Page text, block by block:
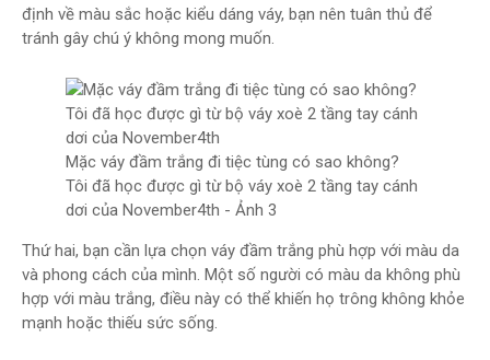
định về màu sắc hoặc kiểu dáng váy, bạn nên tuân thủ để
tránh gây chú ý không mong muốn.
Mặc váy đầm trắng đi tiệc tùng có sao không?
Tôi đã học được gì từ bộ váy xoè 2 tầng tay cánh
dơi của November4th - Ảnh 3
Thứ hai, bạn cần lựa chọn váy đầm trắng phù hợp với màu da
và phong cách của mình. Một số người có màu da không phù
hợp với màu trắng, điều này có thể khiến họ trông không khỏe
mạnh hoặc thiếu sức sống.